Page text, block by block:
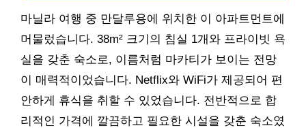
마닐라 여행 중 만달루용에 위치한 이 아파트먼트에
머물렀습니다. 38m² 크기의 침실 1개와 프라이빗 욕
실을 갖춘 숙소로, 이름처럼 마카티가 보이는 전망
이 매력적이었습니다. Netflix와 WiFi가 제공되어 편
안하게 휴식을 취할 수 있었습니다. 전반적으로 합
리적인 가격에 깔끔하고 필요한 시설을 갖춘 숙소였